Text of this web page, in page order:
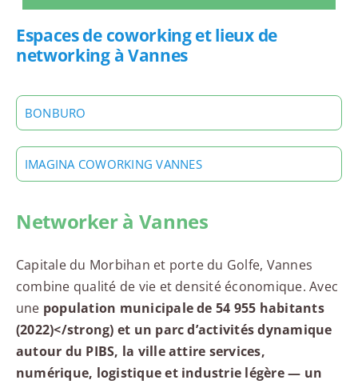
Espaces de coworking et lieux de
networking à Vannes
BONBURO
IMAGINA COWORKING VANNES
Networker à Vannes
Capitale du Morbihan et porte du Golfe, Vannes
combine qualité de vie et densité économique. Avec
une population municipale de 54 955 habitants
(2022)</strong) et un parc d’activités dynamique
autour du PIBS, la ville attire services,
numérique, logistique et industrie légère — un